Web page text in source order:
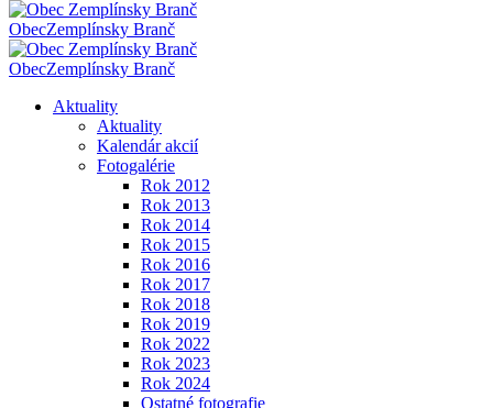
ObecZemplínsky Branč
ObecZemplínsky Branč
Aktuality
Aktuality
Kalendár akcií
Fotogalérie
Rok 2012
Rok 2013
Rok 2014
Rok 2015
Rok 2016
Rok 2017
Rok 2018
Rok 2019
Rok 2022
Rok 2023
Rok 2024
Ostatné fotografie